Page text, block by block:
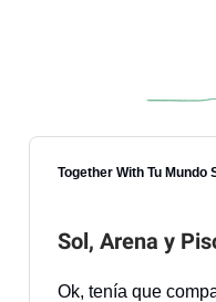
Together With Tu Mundo
Sol, Arena y
Ok, tenía que